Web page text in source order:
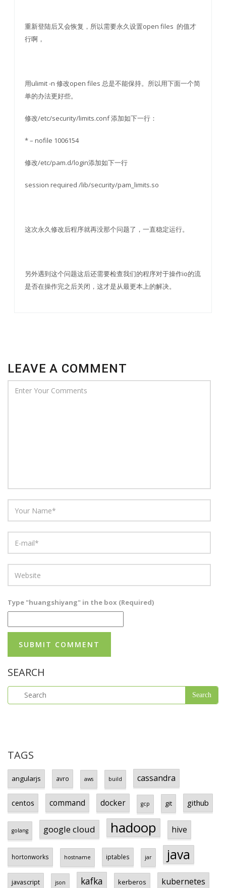
重新登陆后又会恢复，所以需要永久设置open files 的值才
行啊，
用ulimit -n 修改open files 总是不能保持。所以用下面一个简
单的办法更好些。
修改/etc/security/limits.conf 添加如下一行：
* – nofile 1006154
修改/etc/pam.d/login添加如下一行
session required /lib/security/pam_limits.so
这次永久修改后程序就再没那个问题了，一直稳定运行。
另外遇到这个问题这后还需要检查我们的程序对于操作io的流
是否在操作完之后关闭，这才是从最更本上的解决。
LEAVE A COMMENT
Type "huangshiyang" in the box (Required)
SEARCH
TAGS
angularjs avro aws build cassandra
centos command docker gcp git github
golang google cloud hadoop hive
hortonworks hostname iptables jar java
javascript json kafka kerberos kubernetes